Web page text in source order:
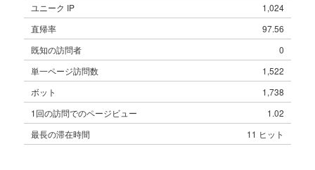
ユニーク IP
1,024
直帰率
97.56
既知の訪問者
0
単一ページ訪問数
1,522
ボット
1,738
1回の訪問でのページビュー
1.02
最長の滞在時間
11 ヒット